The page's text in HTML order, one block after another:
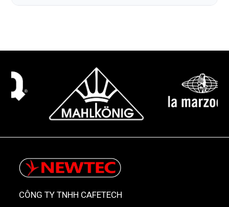
CÔNG TY TNHH CAFETECH